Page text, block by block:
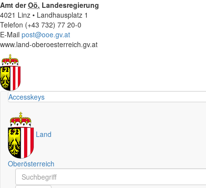
Amt derOö. Landesregierung
4021 Linz • Landhausplatz 1
Telefon (+43 732) 77 20-0
E-Mail post@ooe.gv.at
www.land-oberoesterreich.gv.at
Accesskeys
Land
Oberösterreich
Schnellsuche
Schnellsuche